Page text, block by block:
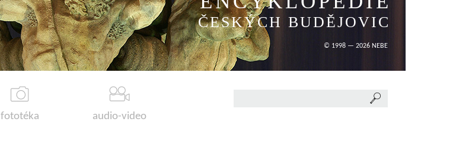
ČESKÝCH BUDĚJOVIC
© 1998 — 2026 NEBE
fototéka audio-video